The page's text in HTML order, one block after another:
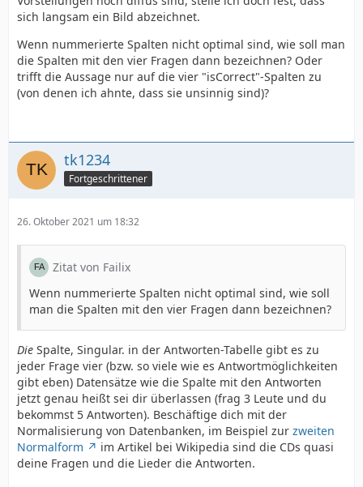
sich langsam ein Bild abzeichnet.
Wenn nummerierte Spalten nicht optimal sind, wie soll man
die Spalten mit den vier Fragen dann bezeichnen? Oder
trifft die Aussage nur auf die vier "isCorrect"-Spalten zu
(von denen ich ahnte, dass sie unsinnig sind)?
tk1234
Fortgeschrittener
26. Oktober 2021 um 18:32
Zitat von Failix
Wenn nummerierte Spalten nicht optimal sind, wie soll
man die Spalten mit den vier Fragen dann bezeichnen?
Die Spalte, Singular. in der Antworten-Tabelle gibt es zu
jeder Frage vier (bzw. so viele wie es Antwortmöglichkeiten
gibt eben) Datensätze wie die Spalte mit den Antworten
jetzt genau heißt sei dir überlassen (frag 3 Leute und du
bekommst 5 Antworten). Beschäftige dich mit der
Normalisierung von Datenbanken, im Beispiel zur zweiten
Normalform
im Artikel bei Wikipedia sind die CDs quasi
deine Fragen und die Lieder die Antworten.